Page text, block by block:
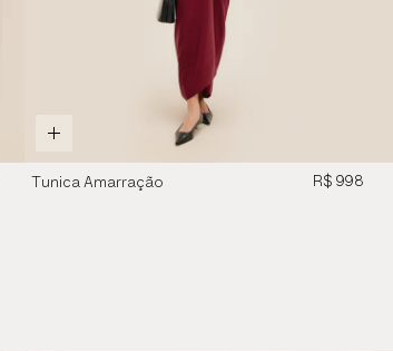
Tunica Amarração
R$ 998